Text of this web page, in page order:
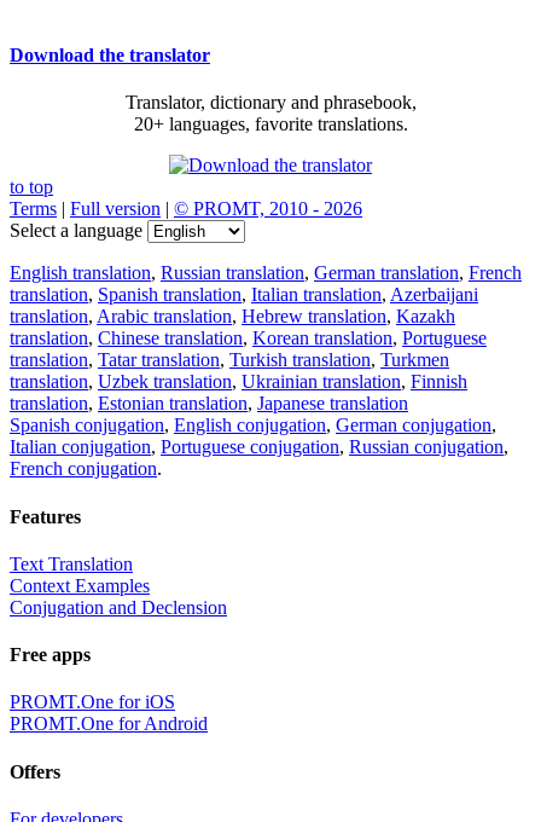
Download the translator
Translator, dictionary and phrasebook,
20+ languages, favorite translations.
to top
Terms | Full version | © PROMT, 2010 - 2026
Select a language
English translation, Russian translation, German translation, French
translation, Spanish translation, Italian translation, Azerbaijani
translation, Arabic translation, Hebrew translation, Kazakh
translation, Chinese translation, Korean translation, Portuguese
translation, Tatar translation, Turkish translation, Turkmen
translation, Uzbek translation, Ukrainian translation, Finnish
translation, Estonian translation, Japanese translation
Spanish conjugation, English conjugation, German conjugation,
Italian conjugation, Portuguese conjugation, Russian conjugation,
French conjugation.
Features
Text Translation
Context Examples
Conjugation and Declension
Free apps
PROMT.One for iOS
PROMT.One for Android
Offers